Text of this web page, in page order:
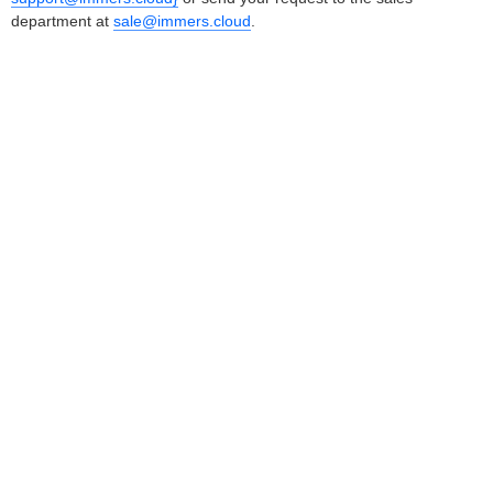
department at sale@immers.cloud